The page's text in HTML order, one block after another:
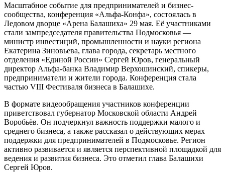
Масштабное событие для предпринимателей и бизнес-
сообщества, конференция «Альфа-Конфа», состоялась в
Ледовом дворце «Арена Балашиха» 29 мая. Её участниками
стали зампредседателя правительства Подмосковья —
министр инвестиций, промышленности и науки региона
Екатерина Зиновьева, глава города, секретарь местного
отделения «Единой России» Сергей Юров, генеральный
директор Альфа-банка Владимир Верхошинский, спикеры,
предприниматели и жители города. Конференция стала
частью VIII Фестиваля бизнеса в Балашихе.
В формате видеообращения участников конференции
приветствовал губернатор Московской области Андрей
Воробьёв. Он подчеркнул важность поддержки малого и
среднего бизнеса, а также рассказал о действующих мерах
поддержки для предпринимателей в Подмосковье. Регион
активно развивается и является перспективной площадкой для
ведения и развития бизнеса. Это отметил глава Балашихи
Сергей Юров.